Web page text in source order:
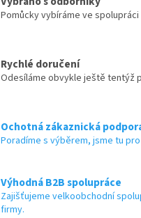
Pomůcky vybíráme ve
Rychlé doručení
Odesíláme obvykle ještě tentýž
Ochotná zákaznická
Poradíme s výběrem, jsme tu
Výhodná B2B spolupráce
Zajišťujeme velkoobchodní
firmy.